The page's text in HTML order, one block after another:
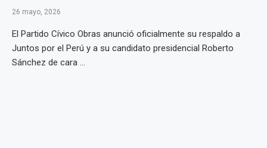
26 mayo, 2026
El Partido Cívico Obras anunció oficialmente su respaldo a
Juntos por el Perú y a su candidato presidencial Roberto
Sánchez de cara ...